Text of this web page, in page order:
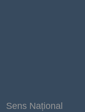
Sens Național